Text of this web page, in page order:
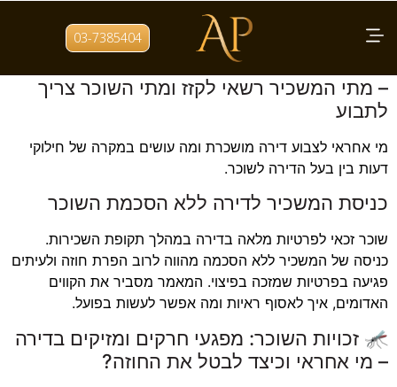
03-7385404 תגית: דיני שכירות
ניכוי על צביעת דירה מהפיקדון או מהבטחונות
– מתי המשכיר רשאי לקזז ומתי השוכר צריך
לתבוע
מי אחראי לצבוע דירה מושכרת ומה עושים במקרה של חילוקי
דעות בין בעל הדירה לשוכר.
כניסת המשכיר לדירה ללא הסכמת השוכר
שוכר זכאי לפרטיות מלאה בדירה במהלך תקופת השכירות.
כניסה של המשכיר ללא הסכמה מהווה לרוב הפרת חוזה ולעיתים
פגיעה בפרטיות שמזכה בפיצוי. המאמר מסביר את הקווים
האדומים, איך לאסוף ראיות ומה אפשר לעשות בפועל.
🦟 זכויות השוכר: מפגעי חרקים ומזיקים בדירה
– מי אחראי וכיצד לבטל את החוזה?